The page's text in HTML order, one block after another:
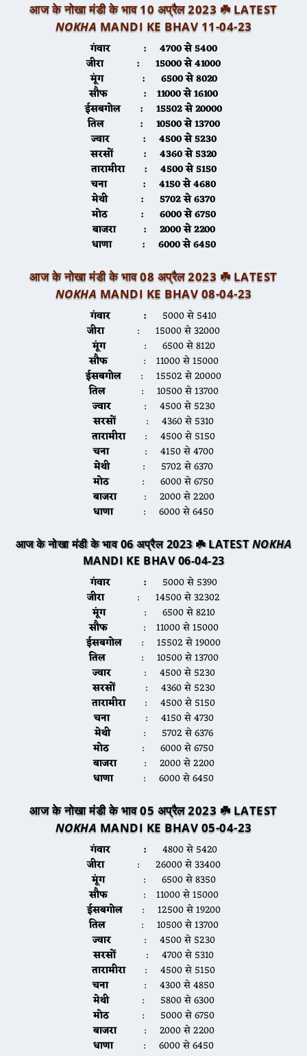
आज के नोखा मंडी के भाव 10 अप्रैल 2023 ☘️ LATEST
NOKHA MANDI KE BHAV 11-04-23
गंवार :
4700 से 5400
जीरा: 15000 से 41000
मूंग: 6500 से 8020
सौफ: 11000 से 16100
ईसबगोल: 15502 से 20000
तिल: 10500 से 13700
ज्वार: 4500 से 5230
सरसों: 4360 से 5320
तारामीरा: 4500 से 5150
चना: 4150 से 4680
मेथी: 5702 से 6370
मोठ
: 6000 से 6750
बाजरा: 2000 से 2200
धाणा: 6000 से 6450
आज के नोखा मंडी के भाव 08 अप्रैल 2023 ☘️ LATEST
NOKHA MANDI KE BHAV 08-04-23
गंवार :
5000 से 5410
जीरा: 15000 से 32000
मूंग: 6500 से 8120
सौफ: 11000 से 15000
ईसबगोल: 15502 से 20000
तिल: 10500 से 13700
ज्वार: 4500 से 5230
सरसों: 4360 से 5310
तारामीरा: 4500 से 5150
चना: 4150 से 4700
मेथी: 5702 से 6370
मोठ
: 6000 से 6750
बाजरा: 2000 से 2200
धाणा: 6000 से 6450
आज के नोखा मंडी के भाव 06 अप्रैल 2023 ☘️ LATESTNOKHA
MANDI KE BHAV 06-04-23
गंवार :
5000 से 5390
जीरा: 14500 से 32302
मूंग: 6500 से 8210
सौफ: 11000 से 15000
ईसबगोल: 15502 से 19000
तिल: 10500 से 13700
ज्वार: 4500 से 5230
सरसों: 4360 से 5230
तारामीरा: 4500 से 5150
चना: 4150 से 4730
मेथी: 5702 से 6376
मोठ
: 6000 से 6750
बाजरा: 2000 से 2200
धाणा: 6000 से 6450
आज के नोखा मंडी के भाव 05 अप्रैल 2023 ☘️ LATEST
NOKHA MANDI KE BHAV 05-04-23
गंवार :
4800 से 5420
जीरा: 26000 से 33400
मूंग: 6500 से 8350
सौफ: 11000 से 15000
ईसबगोल: 12500 से 19200
तिल: 10500 से 13700
ज्वार: 4500 से 5230
सरसों: 4700 से 5310
तारामीरा: 4500 से 5150
चना: 4300 से 4850
मेथी: 5800 से 6300
मोठ
: 5000 से 6750
बाजरा: 2000 से 2200
धाणा: 6000 से 6450